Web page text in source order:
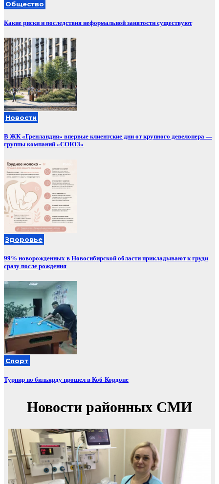
Общество
Какие риски и последствия неформальной занятости существуют
Новости
В ЖК «Гренландия» впервые клиентские дни от крупного девелопера —
группы компаний «СОЮЗ»
Здоровье
99% новорожденных в Новосибирской области прикладывают к груди
сразу после рождения
Спорт
Турнир по бильярду прошел в Коб-Кордоне